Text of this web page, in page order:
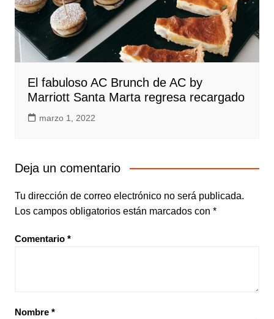
El fabuloso AC Brunch de AC by
Marriott Santa Marta regresa recargado
marzo 1, 2022
Deja un comentario
Tu dirección de correo electrónico no será publicada.
Los campos obligatorios están marcados con *
Comentario *
Nombre *